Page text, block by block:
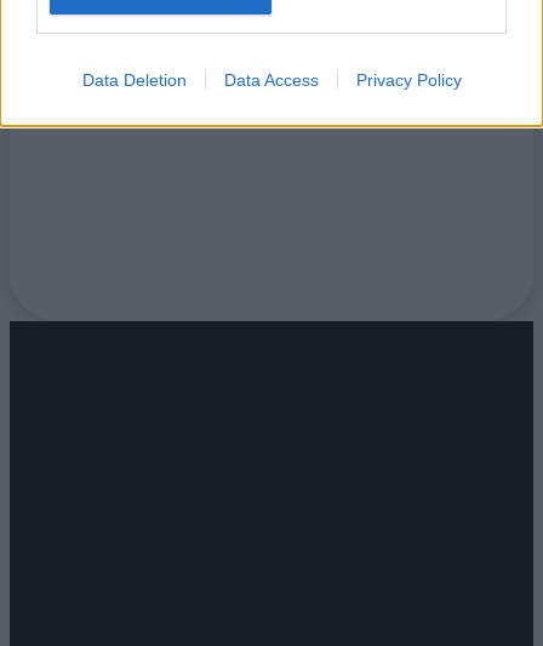
Data Deletion Data Access Privacy Policy
A Weöres Sándor Színház Krúdy klubjában beszélget
2023. augusztus 28-án Fenyő Iván színész, közszereplő,